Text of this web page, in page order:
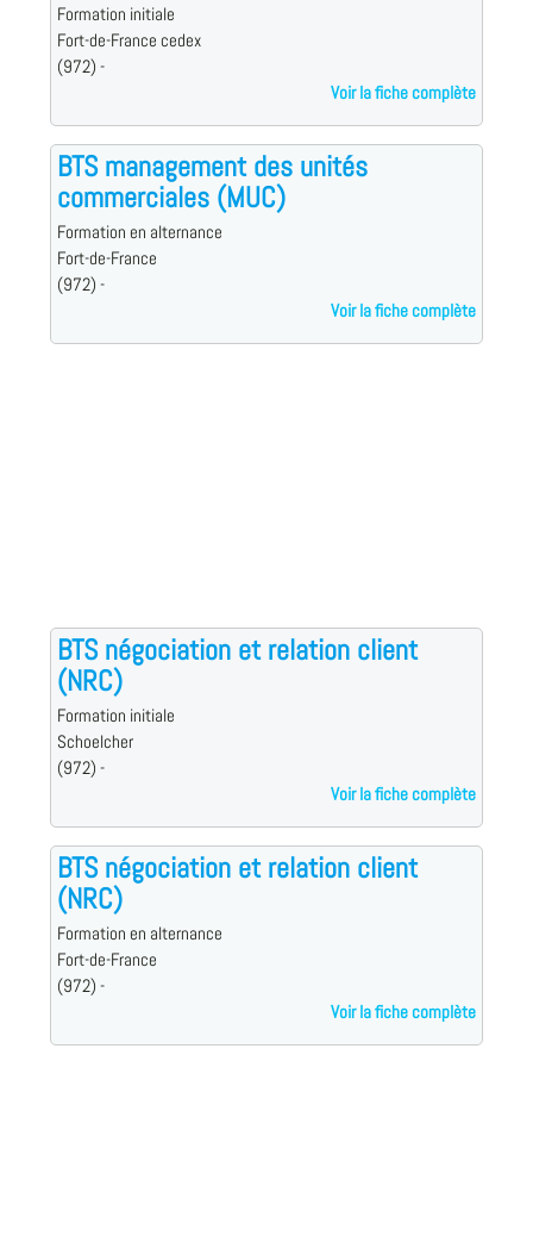
Formation initiale
Fort-de-France cedex
(972) -
Voir la fiche complète
BTS management des unités
commerciales (MUC)
Formation en alternance
Fort-de-France
(972) -
Voir la fiche complète
BTS négociation et relation client
(NRC)
Formation initiale
Schoelcher
(972) -
Voir la fiche complète
BTS négociation et relation client
(NRC)
Formation en alternance
Fort-de-France
(972) -
Voir la fiche complète